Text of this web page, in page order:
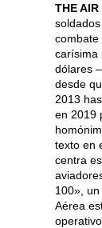
THE AIR
combate
carísima
dólares
desde
2013
en 2019
texto en
centra
100»,
Aérea